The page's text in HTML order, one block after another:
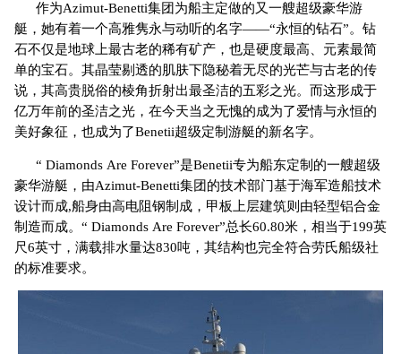
作为Azimut-Benetti集团为船主定做的又一艘超级豪华游
艇，她有着一个高雅隽永与动听的名字——“永恒的钻石”。钻
石不仅是地球上最古老的稀有矿产，也是硬度最高、元素最简
单的宝石。其晶莹剔透的肌肤下隐秘着无尽的光芒与古老的传
说，其高贵脱俗的棱角折射出最圣洁的五彩之光。而这形成于
亿万年前的圣洁之光，在今天当之无愧的成为了爱情与永恒的
美好象征，也成为了Benetii超级定制游艇的新名字。
“ Diamonds Are Forever”是Benetii专为船东定制的一艘超级
豪华游艇，由Azimut-Benetti集团的技术部门基于海军造船技术
设计而成,船身由高电阻钢制成，甲板上层建筑则由轻型铝合金
制造而成。“ Diamonds Are Forever”总长60.80米，相当于199英
尺6英寸，满载排水量达830吨，其结构也完全符合劳氏船级社
的标准要求。